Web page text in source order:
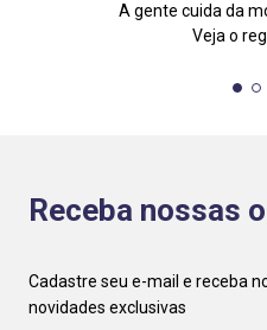
A gente cuida da
Veja o
Receba nossas